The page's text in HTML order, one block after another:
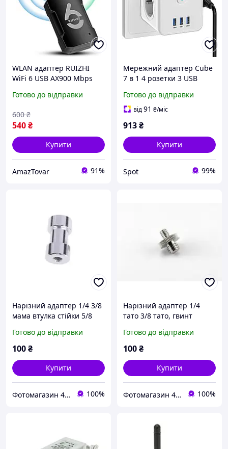
WLAN адаптер RUIZHI
WiFi 6 USB AX900 Mbps
ГГц з Bluetooth 5.3 для ПК,
чорний
Готово до відправки
540₴
600 ₴
Купити
AmazTovar 91%
Мережний адаптер Cube
7 в 1 4 розетки 3 USB
багатофункціональний
розгалужувач кубічний
Готово до відправки
від91 ₴/міс
913₴
Купити
Spot 99%
Нарізний адаптер 1/4 3/8
мама втулка стійки 5/8
Готово до відправки
100₴
Купити
Фотомагазин 4oto.pro , відео та аудіо обладнання, студійне світло та відеосвітло. 100%
Нарізний адаптер 1/4
тато 3/8 тато, гвинт
Готово до відправки
100₴
Купити
Фотомагазин 4oto.pro , відео та аудіо обладнання, студійне світло та відеосвітло. 100%